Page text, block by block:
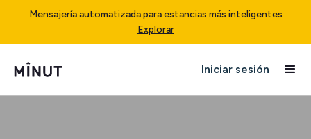
Mensajería automatizada para estancias más inteligentes
Explorar
Iniciar sesión